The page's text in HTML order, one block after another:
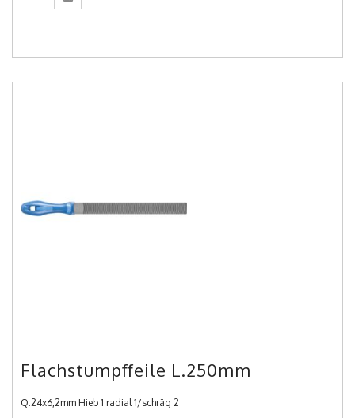
Flachstumpffeile L.250mm
Q.24x6,2mm Hieb 1 radial 1/schräg 2